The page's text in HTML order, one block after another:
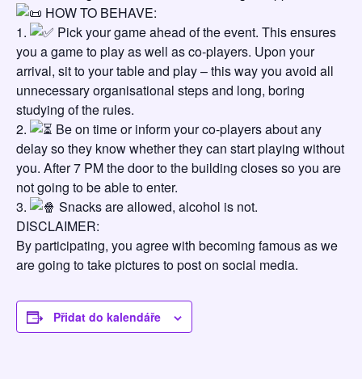
HOW TO BEHAVE:
1.
Pick your game ahead of the event. This ensures
you a game to play as well as co-players. Upon your
arrival, sit to your table and play – this way you avoid all
unnecessary organisational steps and long, boring
studying of the rules.
2.
Be on time or inform your co-players about any
delay so they know whether they can start playing without
you. After 7 PM the door to the building closes so you are
not going to be able to enter.
3.
Snacks are allowed, alcohol is not.
DISCLAIMER:
By participating, you agree with becoming famous as we
are going to take pictures to post on social media.
Přidat do kalendáře